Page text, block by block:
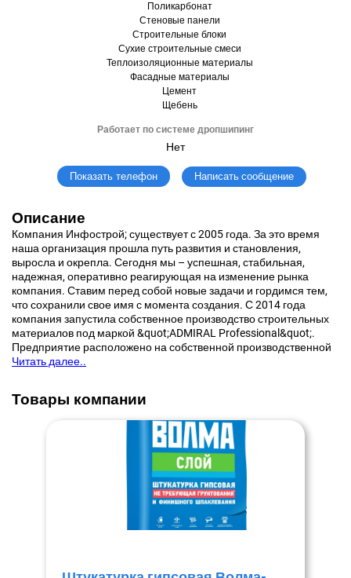
Поликарбонат
Стеновые панели
Строительные блоки
Сухие строительные смеси
Теплоизоляционные материалы
Фасадные материалы
Цемент
Щебень
Работает по системе дропшипинг
Нет
Показать телефон Написать сообщение
Описание
Компания Инфострой; существует с 2005 года. За это время
наша организация прошла путь развития и становления,
выросла и окрепла. Сегодня мы – успешная, стабильная,
надежная, оперативно реагирующая на изменение рынка
компания. Ставим перед собой новые задачи и гордимся тем,
что сохранили свое имя с момента создания. С 2014 года
компания запустила собственное производство строительных
материалов под маркой &quot;ADMIRAL Professional&quot;.
Предприятие расположено на собственной производственной
Читать далее..
Товары компании